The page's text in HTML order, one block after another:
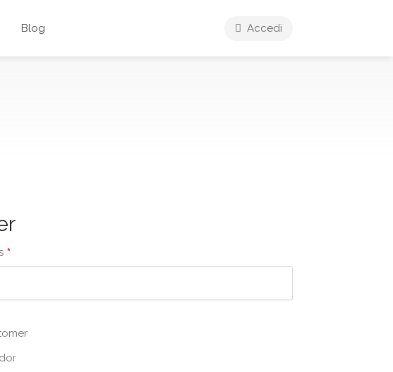
Blog Accedi
*